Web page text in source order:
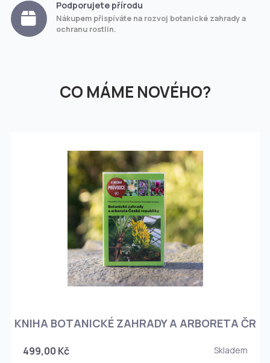
Podporujete přírodu
Nákupem přispíváte na rozvoj botanické zahrady a
ochranu rostlin.
CO MÁME NOVÉHO?
KNIHA BOTANICKÉ ZAHRADY A ARBORETA ČR
499,00 Kč Skladem